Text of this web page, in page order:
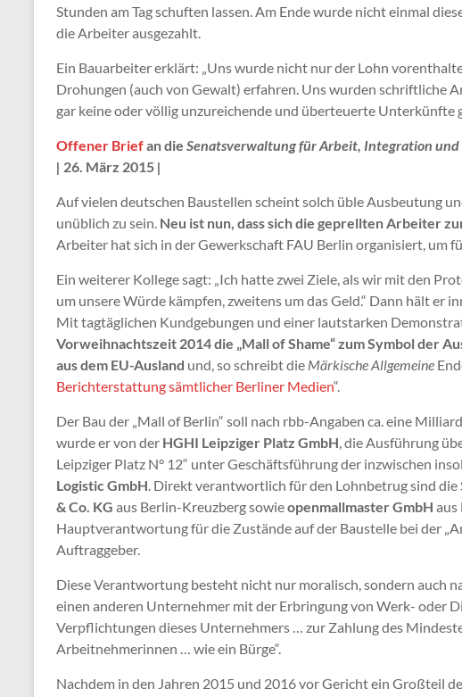
Stunden am Tag schuften lassen. Am Ende wurde nicht einmal
die Arbeiter ausgezahlt.
Ein Bauarbeiter erklärt: „Uns wurde nicht nur der Lohn
Drohungen (auch von Gewalt) erfahren. Uns wurden schriftliche
gar keine oder völlig unzureichende und überteuerte Unterkünfte
Offener Briefan die Senatsverwaltung für Arbeit, Integration und
| 26. März 2015 |
Auf vielen deutschen Baustellen scheint solch üble Ausbeutung
unüblich zu sein. Neu ist nun, dass sich die geprellten Arbeiter
Arbeiter hat sich in der Gewerkschaft FAU Berlin organisiert, um
Ein weiterer Kollege sagt: „Ich hatte zwei Ziele, als wir mit den
um unsere Würde kämpfen, zweitens um das Geld.“ Dann hält er
Mit tagtäglichen Kundgebungen und einer lautstarken
Vorweihnachtszeit 2014 die „Mall of Shame“ zum Symbol der
aus dem EU-Ausland und, so schreibt die Märkische Allgemeine
Berichterstattung sämtlicher Berliner Medien“.
Der Bau der „Mall of Berlin“ soll nach rbb-Angaben ca. eine
wurde er von der HGHI Leipziger Platz GmbH, die Ausführung
Leipziger Platz N° 12“ unter Geschäftsführung der inzwischen
Logistic GmbH. Direkt verantwortlich für den Lohnbetrug sind die
& Co. KG aus Berlin-Kreuzberg sowieopenmallmaster GmbH aus
Hauptverantwortung für die Zustände auf der Baustelle bei der
Auftraggeber.
Diese Verantwortung besteht nicht nur moralisch, sondern auch
einen anderen Unternehmer mit der Erbringung von Werk- oder
Verpflichtungen dieses Unternehmers … zur Zahlung des
Arbeitnehmerinnen … wie ein Bürge“.
Nachdem in den Jahren 2015 und 2016 vor Gericht ein Großteil